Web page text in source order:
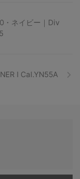
・ネイビー｜Div
I Cal.YN55A